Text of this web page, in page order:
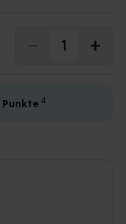
Punkte 4